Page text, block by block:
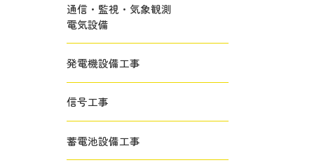
通信・監視・気象観測
電気設備
発電機設備工事
信号工事
蓄電池設備工事